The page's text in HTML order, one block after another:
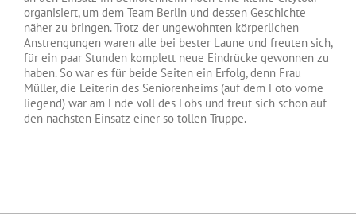
organisiert, um dem Team Berlin und dessen Geschichte
näher zu bringen. Trotz der ungewohnten körperlichen
Anstrengungen waren alle bei bester Laune und freuten sich,
für ein paar Stunden komplett neue Eindrücke gewonnen zu
haben. So war es für beide Seiten ein Erfolg, denn Frau
Müller, die Leiterin des Seniorenheims (auf dem Foto vorne
liegend) war am Ende voll des Lobs und freut sich schon auf
den nächsten Einsatz einer so tollen Truppe.